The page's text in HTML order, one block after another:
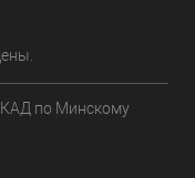
по Минскому